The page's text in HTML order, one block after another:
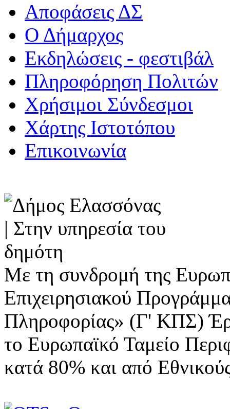
Αποφάσεις ΔΣ
Ο Δήμαρχος
Εκδηλώσεις - φεστιβάλ
Πληροφόρηση Πολιτών
Χρήσιμοι Σύνδεσμοι
Χάρτης Ιστοτόπου
Επικοινωνία
Με τη συνδρομή της
Επιχειρησιακού
Πληροφορίας» (Γ' ΚΠΣ)
το Ευρωπαϊκό Ταμείο
κατά 80% και από